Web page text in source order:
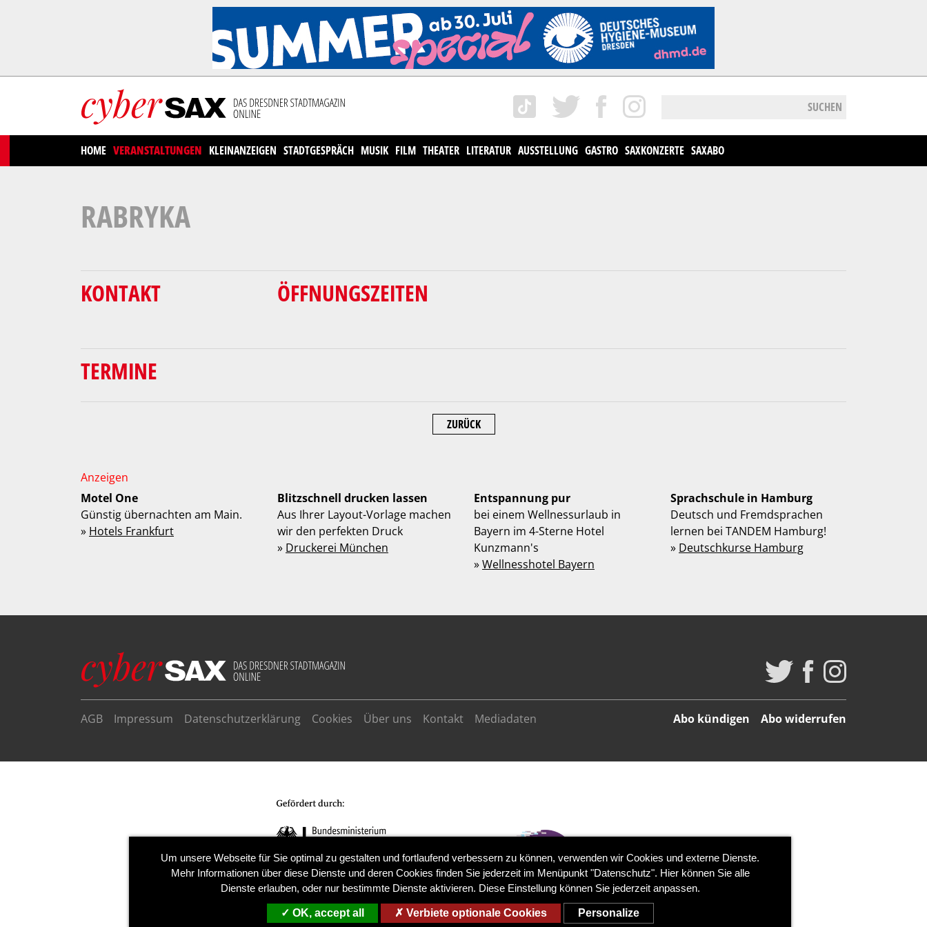
SUCHEN
HOME VERANSTALTUNGEN KLEINANZEIGEN STADTGESPRÄCH MUSIK FILM THEATER LITERATUR AUSSTELLUNG GASTRO SAXKONZERTE SAXABO
RABRYKA
KONTAKT ÖFFNUNGSZEITEN
TERMINE
ZURÜCK
Motel One
Günstig übernachten am Main.
» Hotels Frankfurt
Blitzschnell drucken lassen
Aus Ihrer Layout-Vorlage machen
wir den perfekten Druck
» Druckerei München
Entspannung pur
bei einem Wellnessurlaub in
Bayern im 4-Sterne Hotel
Kunzmann's
»Wellnesshotel Bayern
Sprachschule in Hamburg
Deutsch und Fremdsprachen
lernen bei TANDEM Hamburg!
» Deutschkurse Hamburg
AGB Impressum Datenschutzerklärung Cookies Über uns Kontakt Mediadaten Abo kündigen Abo widerrufen
Um unsere Webseite für Sie optimal zu gestalten und fortlaufend verbessern zu können, verwenden wir Cookies und externe Dienste.
Mehr Informationen über diese Dienste und deren Cookies finden Sie jederzeit im Menüpunkt "Datenschutz". Hier können Sie alle
Dienste erlauben, oder nur bestimmte Dienste aktivieren. Diese Einstellung können Sie jederzeit anpassen.
OK, accept all Verbiete optionale Cookies Personalize